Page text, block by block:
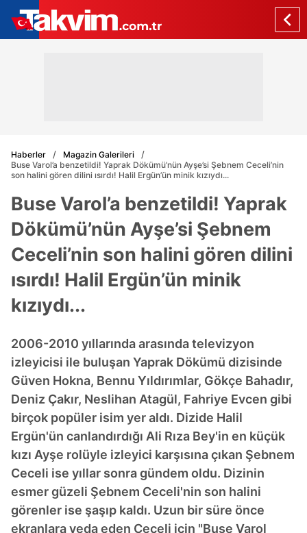
Haberler
Magazin Galerileri
Buse Varol’a benzetildi! Yaprak Dökümü’nün Ayşe’si Şebnem Ceceli’nin
son halini gören dilini ısırdı! Halil Ergün’ün minik kızıydı...
Buse Varol’a benzetildi! Yaprak
Dökümü’nün Ayşe’si Şebnem
Ceceli’nin son halini gören dilini
ısırdı! Halil Ergün’ün minik
kızıydı...
2006-2010 yıllarında arasında televizyon
izleyicisi ile buluşan Yaprak Dökümü dizisinde
Güven Hokna, Bennu Yıldırımlar, Gökçe Bahadır,
Deniz Çakır, Neslihan Atagül, Fahriye Evcen gibi
birçok popüler isim yer aldı. Dizide Halil
Ergün'ün canlandırdığı Ali Rıza Bey'in en küçük
kızı Ayşe rolüyle izleyici karşısına çıkan Şebnem
Ceceli ise yıllar sonra gündem oldu. Dizinin
esmer güzeli Şebnem Ceceli'nin son halini
görenler ise şaşıp kaldı. Uzun bir süre önce
ekranlara veda eden Ceceli için "Buse Varol